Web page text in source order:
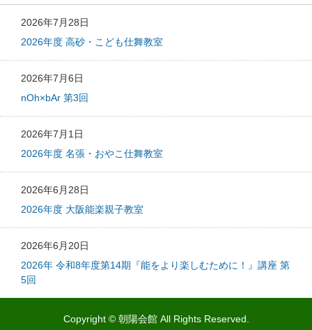
2026年7月28日
2026年度 高砂・こども仕舞教室
2026年7月6日
nOh×bAr 第3回
2026年7月1日
2026年度 名張・おやこ仕舞教室
2026年6月28日
2026年度 大阪能楽親子教室
2026年6月20日
2026年 令和8年度第14期『能をより楽しむために！』講座 第
5回
Copyright © 朝陽会館 All Rights Reserved.